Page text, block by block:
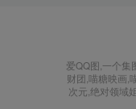
爱QQ图,一个集
财团,喵糖映画,
次元,绝对领域